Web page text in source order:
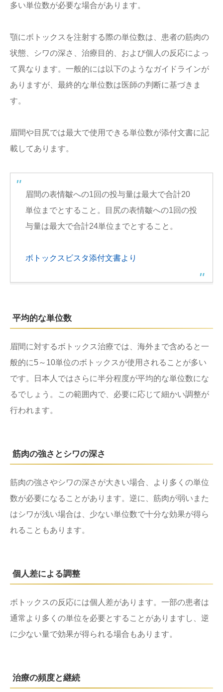
多い単位数が必要な場合があります。
顎にボトックスを注射する際の単位数は、患者の筋肉の
状態、シワの深さ、治療目的、および個人の反応によっ
て異なります。一般的には以下のようなガイドラインが
ありますが、最終的な単位数は医師の判断に基づきま
す。
眉間や目尻では最大で使用できる単位数が添付文書に記
載してあります。
眉間の表情皺への1回の投与量は最大で合計20
単位までとすること。目尻の表情皺への1回の投
与量は最大で合計24単位までとすること。
ボトックスビスタ添付文書より
平均的な単位数
眉間に対するボトックス治療では、海外まで含めると一
般的に5～10単位のボトックスが使用されることが多い
です。日本人ではさらに半分程度が平均的な単位数にな
るでしょう。この範囲内で、必要に応じて細かい調整が
行われます。
筋肉の強さとシワの深さ
筋肉の強さやシワの深さが大きい場合、より多くの単位
数が必要になることがあります。逆に、筋肉が弱いまた
はシワが浅い場合は、少ない単位数で十分な効果が得ら
れることもあります。
個人差による調整
ボトックスの反応には個人差があります。一部の患者は
通常より多くの単位を必要とすることがありますし、逆
に少ない量で効果が得られる場合もあります。
治療の頻度と継続